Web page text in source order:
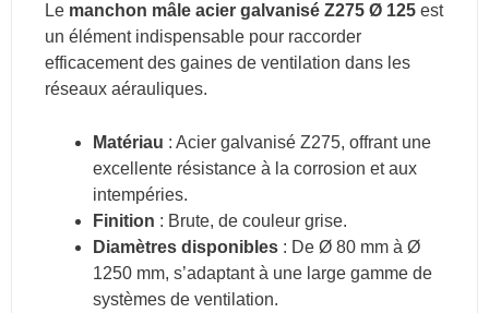
Le manchon mâle acier galvanisé Z275 Ø 125 est
un élément indispensable pour raccorder
efficacement des gaines de ventilation dans les
réseaux aérauliques.
Matériau : Acier galvanisé Z275, offrant une
excellente résistance à la corrosion et aux
intempéries.
Finition : Brute, de couleur grise.
Diamètres disponibles: De Ø 80 mm à Ø
1250 mm, s’adaptant à une large gamme de
systèmes de ventilation.